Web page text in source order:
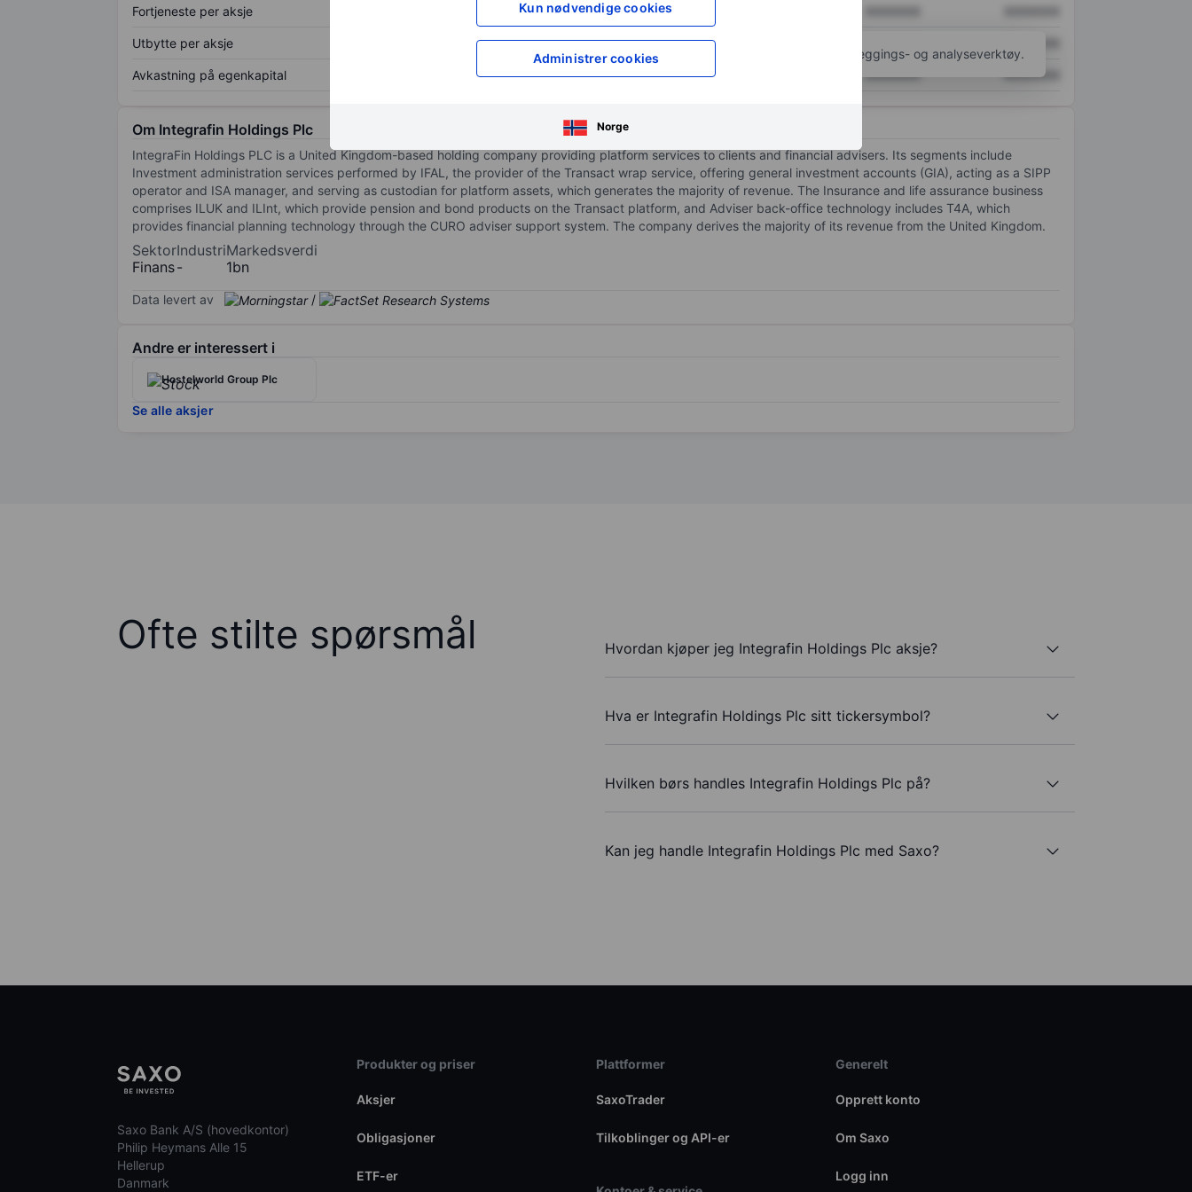
Kun nødvendige cookies
Administrer cookies
Norge
Fortjeneste per aksje XXXXXXX
Utbytte per aksje XXXXXXX
Avkastning på egenkapital XXXXXXX XXXXXXX XXXXXXX
Åpne konto for å få tilgang til flere kartleggings- og analyseverktøy.
Om Integrafin Holdings Plc
IntegraFin Holdings PLC is a United Kingdom-based holding company providing platform services to clients and financial advisers. Its segments include
Investment administration services performed by IFAL, the provider of the Transact wrap service, offering general investment accounts (GIA), acting as a SIPP
operator and ISA manager, and serving as custodian for platform assets, which generates the majority of revenue. The Insurance and life assurance business
comprises ILUK and ILInt, which provide pension and bond products on the Transact platform, and Adviser back-office technology includes T4A, which
provides financial planning technology through the CURO adviser support system. The company derives the majority of its revenue from the United Kingdom.
Sektor
Finans
Industri
-
Markedsverdi
1bn
Data levert av /
Andre er interessert i
Hostelworld Group Plc
Se alle aksjer
Ofte stilte spørsmål Hvordan kjøper jeg Integrafin Holdings Plc aksje?
Hva er Integrafin Holdings Plc sitt tickersymbol?
Hvilken børs handles Integrafin Holdings Plc på?
Kan jeg handle Integrafin Holdings Plc med Saxo?
Saxo Bank A/S (hovedkontor)
Philip Heymans Alle 15
Hellerup
Danmark
Produkter og priser
Aksjer
Obligasjoner
ETF-er
Plattformer
SaxoTrader
Tilkoblinger og API-er
Generelt
Opprett konto
Om Saxo
Logg inn